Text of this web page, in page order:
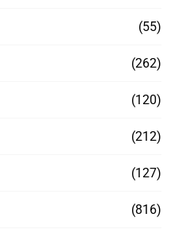
(55)
(262)
(120)
(212)
(127)
(816)